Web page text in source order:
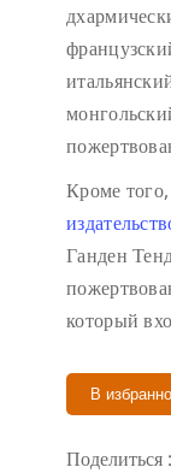
Кроме
Ганден
который
В
Поделиться :